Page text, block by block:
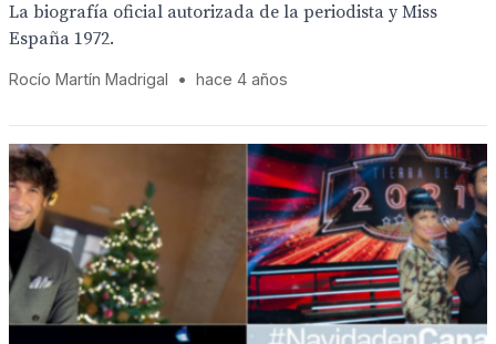
La biografía oficial autorizada de la periodista y Miss
España 1972.
Rocío Martín Madrigal • hace 4 años